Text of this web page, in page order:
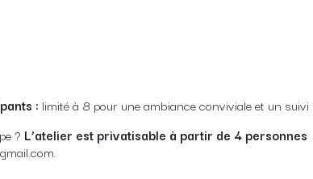
: limité à 8 pour une ambiance conviviale et un
? L’atelier est privatisable à partir de 4